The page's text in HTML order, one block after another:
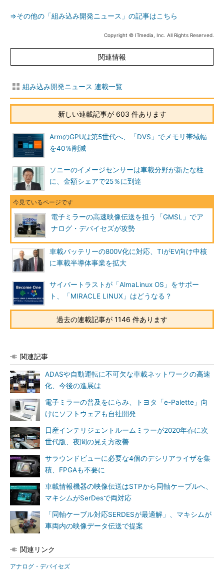
⇒その他の「組み込み開発ニュース」の記事はこちら
Copyright © ITmedia, Inc. All Rights Reserved.
関連情報
組み込み開発ニュース 連載一覧
新しい連載記事が 603 件あります
ArmのGPUは第5世代へ、「DVS」でメモリ帯域幅
を40％削減
ソニーのイメージセンサーは車載分野が新たな柱
に、金額シェアで25％に到達
電子ミラーの高速映像伝送を担う「GMSL」でア
ナログ・デバイセズが攻勢
車載バッテリーの800V化に対応、TIがEV向け中核
に車載半導体事業を拡大
サイバートラストが「AlmaLinux OS」をサポー
ト、「MIRACLE LINUX」はどうなる？
過去の連載記事が 1146 件あります
関連記事
ADASや自動運転に不可欠な車載ネットワークの高速
化、今後の進展は
電子ミラーの普及をにらみ、トヨタ「e-Palette」向
けにソフトウェアも自社開発
日産インテリジェントルームミラーが2020年春に次
世代版、夜間の見え方改善
サラウンドビューに必要な4個のデシリアライザを集
積、FPGAも不要に
車載情報機器の映像伝送はSTPから同軸ケーブルへ、
マキシムがSerDesで両対応
「同軸ケーブル対応SERDESが最適解」、マキシムが
車両内の映像データ伝送で提案
関連リンク
アナログ・デバイセズ